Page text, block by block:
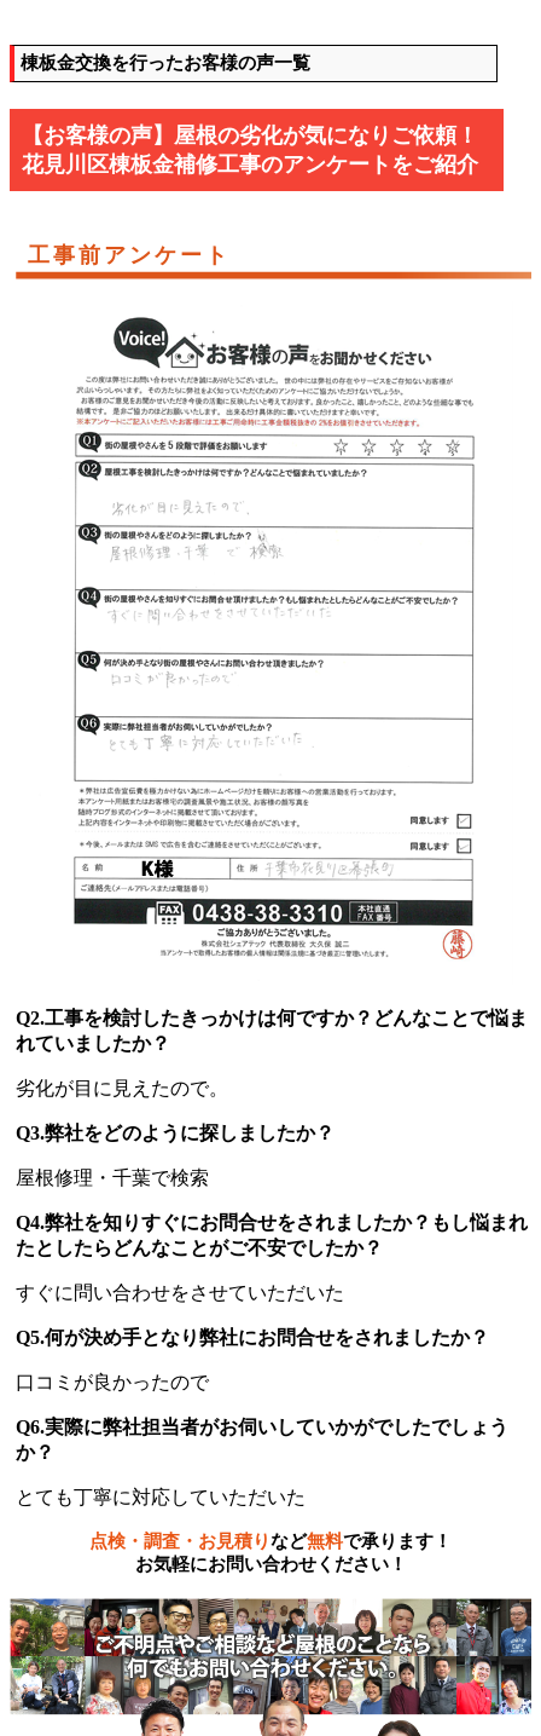
棟板金交換を行ったお客様の声一覧
【お客様の声】屋根の劣化が気になりご依頼！
花見川区棟板金補修工事のアンケートをご紹介
工事前アンケート
Q2.工事を検討したきっかけは何ですか？どんなことで悩ま
れていましたか？
劣化が目に見えたので。
Q3.弊社をどのように探しましたか？
屋根修理・千葉で検索
Q4.弊社を知りすぐにお問合せをされましたか？もし悩まれ
たとしたらどんなことがご不安でしたか？
すぐに問い合わせをさせていただいた
Q5.何が決め手となり弊社にお問合せをされましたか？
口コミが良かったので
Q6.実際に弊社担当者がお伺いしていかがでしたでしょう
か？
とても丁寧に対応していただいた
点検・調査・お見積りなど無料で承ります！
お気軽にお問い合わせください！